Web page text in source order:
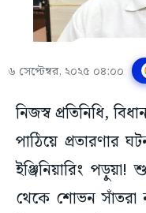
৬ সেপ্টেম্বর, ২০২৫ ০৪:০০
নিজস্ব প্রতিনিধি,
পাঠিয়ে প্রতারণার
ইঞ্জিনিয়ারিং
থেকে শোভন সাঁতরা